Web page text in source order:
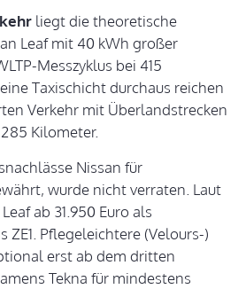
liegt die theoretische
Leaf mit 40 kWh großer
Messzyklus bei 415
Taxischicht durchaus reichen
Verkehr mit Überlandstrecken
Kilometer.
Nissan für
wurde nicht verraten. Laut
ab 31.950 Euro als
ZE1. Pflegeleichtere (Velours-)
erst ab dem dritten
Tekna für mindestens